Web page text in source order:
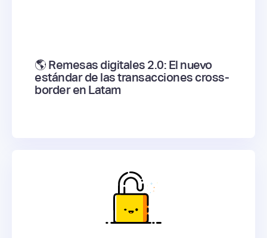
🌎 Remesas digitales 2.0: El nuevo
estándar de las transacciones cross-
border en Latam